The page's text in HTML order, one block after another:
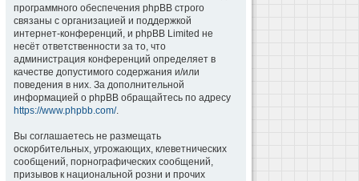
программного обеспечения phpBB строго
связаны с организацией и поддержкой
интернет-конференций, и phpBB Limited не
несёт ответственности за то, что
администрация конференций определяет в
качестве допустимого содержания и/или
поведения в них. За дополнительной
информацией о phpBB обращайтесь по адресу
https://www.phpbb.com/.
Вы соглашаетесь не размещать
оскорбительных, угрожающих, клеветнических
сообщений, порнографических сообщений,
призывов к национальной розни и прочих